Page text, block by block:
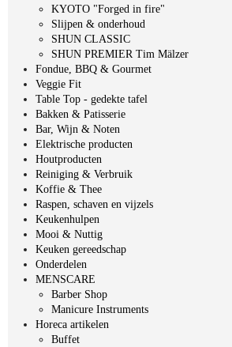
KYOTO "Forged in fire"
Slijpen & onderhoud
SHUN CLASSIC
SHUN PREMIER Tim Mälzer
Fondue, BBQ & Gourmet
Veggie Fit
Table Top - gedekte tafel
Bakken & Patisserie
Bar, Wijn & Noten
Elektrische producten
Houtproducten
Reiniging & Verbruik
Koffie & Thee
Raspen, schaven en vijzels
Keukenhulpen
Mooi & Nuttig
Keuken gereedschap
Onderdelen
MENSCARE
Barber Shop
Manicure Instruments
Horeca artikelen
Buffet